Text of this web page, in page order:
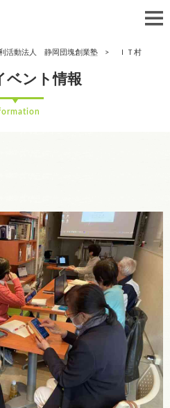
活動法人 静岡団塊創業塾 ＩＴ村
ベント情報